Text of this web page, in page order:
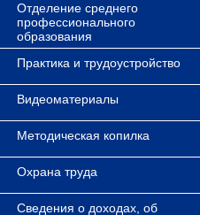
Отделение среднего
профессионального
образования
Практика и трудоустройство
Видеоматериалы
Методическая копилка
Охрана труда
Сведения о доходах, об